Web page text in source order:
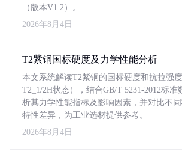
（版本V1.2）。
2026年8月4日
T2紫铜国标硬度及力学性能分析
本文系统解读T2紫铜的国标硬度和抗拉强
T2_1/2H状态），结合GB/T 5231-2012标准
析其力学性能指标及影响因素，并对比不
特性差异，为工业选材提供参考。
2026年8月4日